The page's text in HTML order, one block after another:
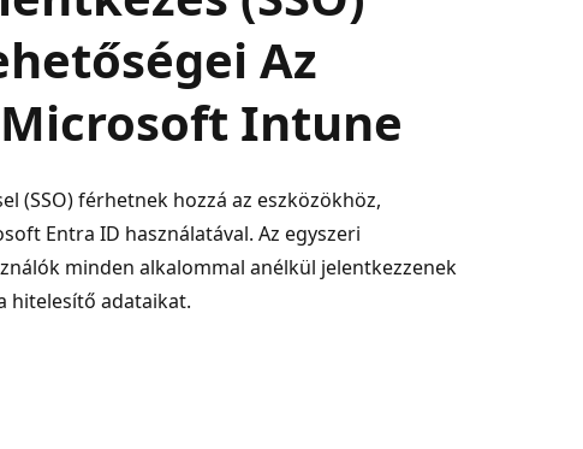
Az
Intune
(SSO) férhetnek hozzá az eszközökhöz,
Entra ID használatával. Az egyszeri
minden alkalommal anélkül jelentkezzenek
hitelesítő adataikat.